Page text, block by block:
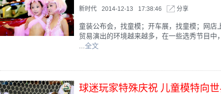
新时代 2014-12-13 17:38:46 分享
童装公布会，找童模；开车展，找童模；网
贸易演出的环境越来越多，在一些选秀节目
全文
球迷玩家特殊庆祝 儿童模特向